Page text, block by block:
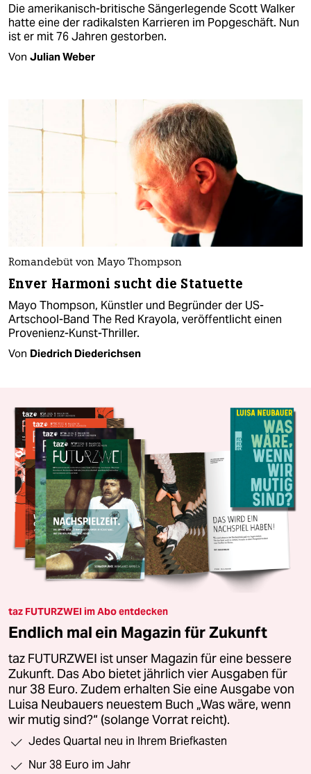
Die amerikanisch-britische Sängerlegende Scott Walker
hatte eine der radikalsten Karrieren im Popgeschäft. Nun
ist er mit 76 Jahren gestorben.
Von Julian Weber
Romandebüt von Mayo Thompson
Enver Harmoni sucht die Statuette
Mayo Thompson, Künstler und Begründer der US-
Artschool-Band The Red Krayola, veröffentlicht einen
Provenienz-Kunst-Thriller.
Von Diedrich Diederichsen
taz FUTURZWEI im Abo entdecken
Endlich mal ein Magazin für Zukunft
taz FUTURZWEI ist unser Magazin für eine bessere
Zukunft. Das Abo bietet jährlich vier Ausgaben für
nur 38 Euro. Zudem erhalten Sie eine Ausgabe von
Luisa Neubauers neuestem Buch „Was wäre, wenn
wir mutig sind?“ (solange Vorrat reicht).
Jedes Quartal neu in Ihrem Briefkasten
Nur 38 Euro im Jahr